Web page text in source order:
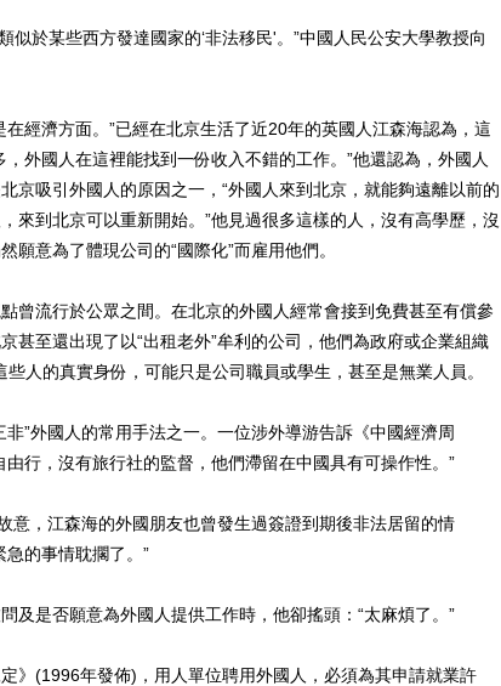
於某些西方發達國家的‘非法移民'。”中國人民公安大學教授向
經濟方面。”已經在北京生活了近20年的英國人江森海認為，這
外國人在這裡能找到一份收入不錯的工作。”他還認為，外國人
京吸引外國人的原因之一，“外國人來到北京，就能夠遠離以前的
來到北京可以重新開始。”他見過很多這樣的人，沒有高學歷，沒
願意為了體現公司的“國際化”而雇用他們。
流行於公眾之間。在北京的外國人經常會接到免費甚至有償參
甚至還出現了以“出租老外”牟利的公司，他們為政府或企業組織
些人的真實身份，可能只是公司職員或學生，甚至是無業人員。
外國人的常用手法之一。一位涉外導游告訴《中國經濟周
行，沒有旅行社的監督，他們滯留在中國具有可操作性。”
，江森海的外國朋友也曾發生過簽證到期後非法居留的情
的事情耽擱了。”
是否願意為外國人提供工作時，他卻搖頭：“太麻煩了。”
(1996年發佈)，用人單位聘用外國人，必須為其申請就業許